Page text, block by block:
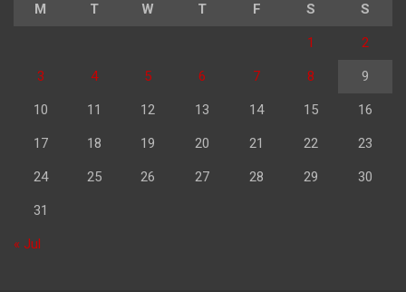
M T W T F S S
1 2
3 4 5 6 7 8 9
10 11 12 13 14 15 16
17 18 19 20 21 22 23
24 25 26 27 28 29 30
31
« Jul